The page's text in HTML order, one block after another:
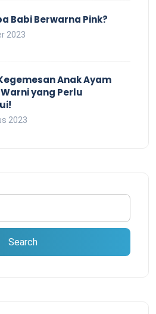
Babi Berwarna Pink?
2023
Anak Ayam
yang Perlu
2023